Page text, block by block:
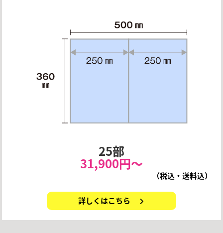
25部
31,900円〜
（税込・送料込）
詳しくはこちら